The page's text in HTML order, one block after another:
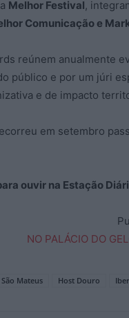
Melhor Festival,
Comunicação e
reúnem anualmente
público e por um júri
e de impacto
em setembro
ouvir na Estação
Mateus Host Douro